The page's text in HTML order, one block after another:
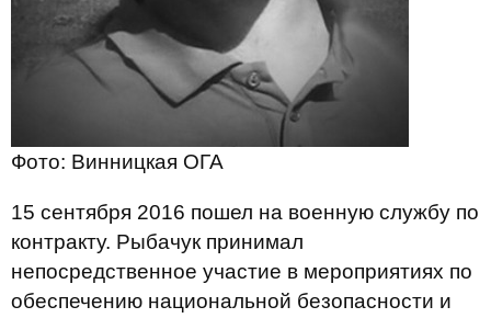
Фото: Винницкая ОГА
15 сентября 2016 пошел на военную службу по
контракту. Рыбачук принимал
непосредственное участие в мероприятиях по
обеспечению национальной безопасности и